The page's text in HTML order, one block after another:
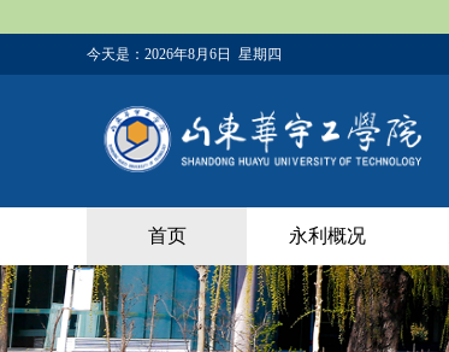
今天是： 2026年8月6日 星期四
首页 永利概况